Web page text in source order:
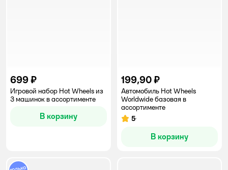
699 ₽
Игровой набор Hot Wheels из
3 машинок в ассортименте
В корзину
199,90 ₽
Автомобиль Hot Wheels
Worldwide базовая в
ассортименте
Рейтинг:
5
В корзину